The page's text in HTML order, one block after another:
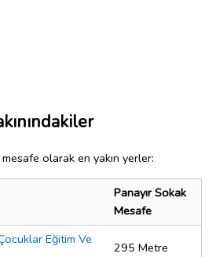
olarak en yakın yerler:
Panayır Sokak
Mesafe
Eğitim Ve
295 Metre